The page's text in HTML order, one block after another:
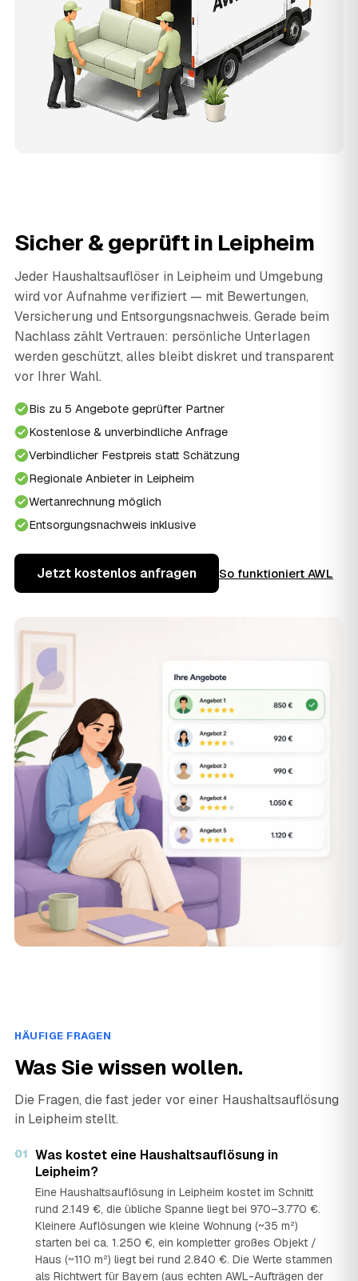
Sicher & geprüft in Leipheim
Jeder Haushaltsauflöser in Leipheim und Umgebung
wird vor Aufnahme verifiziert — mit Bewertungen,
Versicherung und Entsorgungsnachweis. Gerade beim
Nachlass zählt Vertrauen: persönliche Unterlagen
werden geschützt, alles bleibt diskret und transparent
vor Ihrer Wahl.
Bis zu 5 Angebote geprüfter Partner
Kostenlose & unverbindliche Anfrage
Verbindlicher Festpreis statt Schätzung
Regionale Anbieter in Leipheim
Wertanrechnung möglich
Entsorgungsnachweis inklusive
Jetzt kostenlos anfragen So funktioniert AWL
HÄUFIGE FRAGEN
Was Sie wissen wollen.
Die Fragen, die fast jeder vor einer Haushaltsauflösung
in Leipheim stellt.
01 Was kostet eine Haushaltsauflösung in
Leipheim?
Eine Haushaltsauflösung in Leipheim kostet im Schnitt
rund 2.149 €, die übliche Spanne liegt bei 970–3.770 €.
Kleinere Auflösungen wie kleine Wohnung (~35 m²)
starten bei ca. 1.250 €, ein kompletter großes Objekt /
Haus (~110 m²) liegt bei rund 2.840 €. Die Werte stammen
als Richtwert für Bayern (aus echten AWL-Aufträgen der